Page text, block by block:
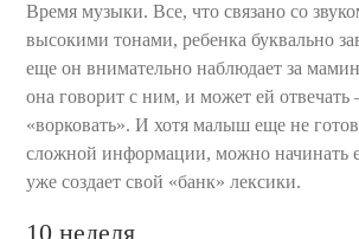
Время музыки. Все, что связано со
высокими тонами, ребенка буквально
еще он внимательно наблюдает за
она говорит с ним, и может ей
«ворковать». И хотя малыш еще не
сложной информации, можно начинать
уже создает свой «банк» лексики.
10 неделя